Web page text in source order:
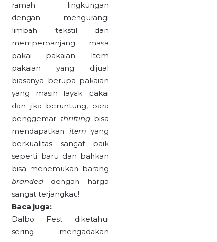
ramah lingkungan
dengan mengurangi
limbah tekstil dan
memperpanjang masa
pakai pakaian. Item
pakaian yang dijual
biasanya berupa pakaian
yang masih layak pakai
dan jika beruntung, para
penggemar thriftingbisa
mendapatkan item yang
berkualitas sangat baik
seperti baru dan bahkan
bisa menemukan barang
branded dengan harga
sangat terjangkau!
Baca juga:
Dalbo Fest diketahui
sering mengadakan